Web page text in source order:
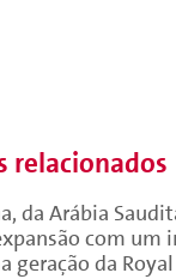
relacionados
da Arábia
com um
geração da